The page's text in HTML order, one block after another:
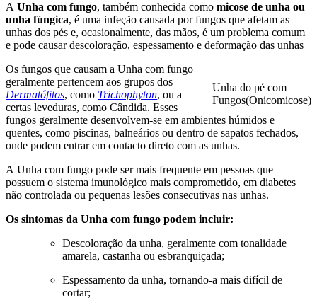
A Unha com fungo, também conhecida como micose de unha ou
unha fúngica, é uma infeção causada por fungos que afetam as
unhas dos pés e, ocasionalmente, das mãos, é um problema comum
e pode causar descoloração, espessamento e deformação das unhas
Unha do pé com
Fungos(Onicomicose)
Os fungos que causam a Unha com fungo
geralmente pertencem aos grupos dos
Dermatófitos, como Trichophyton, ou a
certas leveduras, como Cândida. Esses
fungos geralmente desenvolvem-se em ambientes húmidos e
quentes, como piscinas, balneários ou dentro de sapatos fechados,
onde podem entrar em contacto direto com as unhas.
A Unha com fungo pode ser mais frequente em pessoas que
possuem o sistema imunológico mais comprometido, em diabetes
não controlada ou pequenas lesões consecutivas nas unhas.
Os sintomas da Unha com fungo podem incluir:
Descoloração da unha, geralmente com tonalidade
amarela, castanha ou esbranquiçada;
Espessamento da unha, tornando-a mais difícil de
cortar;